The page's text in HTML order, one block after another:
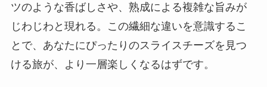
ツのような香ばしさや、熟成による複雑な旨みが
じわじわと現れる。この繊細な違いを意識するこ
とで、あなたにぴったりのスライスチーズを見つ
ける旅が、より一層楽しくなるはずです。